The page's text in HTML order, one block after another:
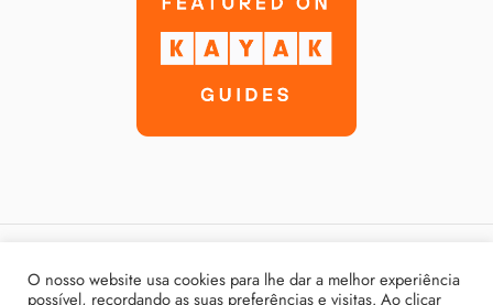
Política de Privacidade
O nosso website usa cookies para lhe dar a melhor experiência
possível, recordando as suas preferências e visitas. Ao clicar